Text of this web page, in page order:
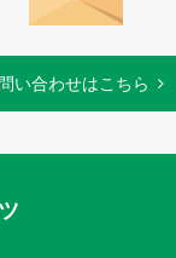
い合わせはこちら